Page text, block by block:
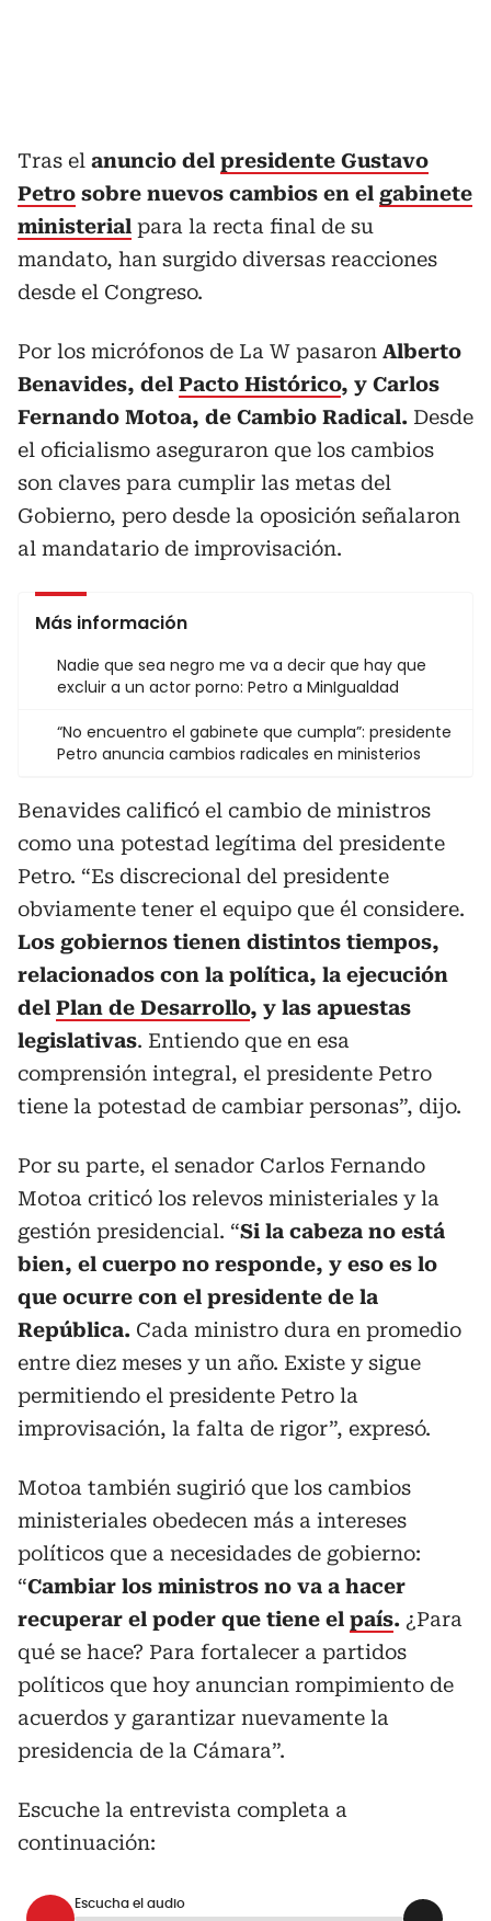
Tras el anuncio del presidente Gustavo
Petro sobre nuevos cambios en el gabinete
ministerial para la recta final de su
mandato, han surgido diversas reacciones
desde el Congreso.
Por los micrófonos de La W pasaron Alberto
Benavides, del Pacto Histórico, y Carlos
Fernando Motoa, de Cambio Radical. Desde
el oficialismo aseguraron que los cambios
son claves para cumplir las metas del
Gobierno, pero desde la oposición señalaron
al mandatario de improvisación.
Más información
Nadie que sea negro me va a decir que hay que
excluir a un actor porno: Petro a MinIgualdad
“No encuentro el gabinete que cumpla”: presidente
Petro anuncia cambios radicales en ministerios
Benavides calificó el cambio de ministros
como una potestad legítima del presidente
Petro. “Es discrecional del presidente
obviamente tener el equipo que él considere.
Los gobiernos tienen distintos tiempos,
relacionados con la política, la ejecución
del Plan de Desarrollo, y las apuestas
legislativas. Entiendo que en esa
comprensión integral, el presidente Petro
tiene la potestad de cambiar personas”, dijo.
Por su parte, el senador Carlos Fernando
Motoa criticó los relevos ministeriales y la
gestión presidencial. “Si la cabeza no está
bien, el cuerpo no responde, y eso es lo
que ocurre con el presidente de la
República. Cada ministro dura en promedio
entre diez meses y un año. Existe y sigue
permitiendo el presidente Petro la
improvisación, la falta de rigor”, expresó.
Motoa también sugirió que los cambios
ministeriales obedecen más a intereses
políticos que a necesidades de gobierno:
“Cambiar los ministros no va a hacer
recuperar el poder que tiene el país. ¿Para
qué se hace? Para fortalecer a partidos
políticos que hoy anuncian rompimiento de
acuerdos y garantizar nuevamente la
presidencia de la Cámara”.
Escuche la entrevista completa a
continuación:
Escucha el audio